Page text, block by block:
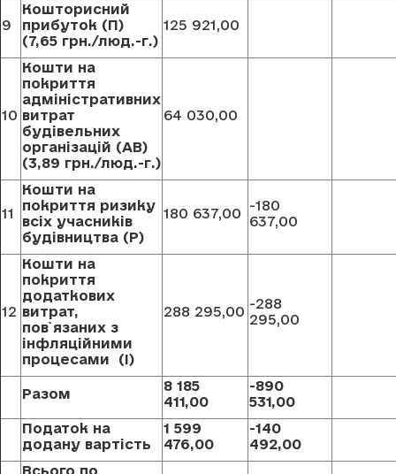
9
Кошторисний
прибуток (П)
(7,65 грн./люд.-г.)
125 921,00
10
Кошти на
покриття
адміністративних
витрат
будівельних
організацій (АВ)
(3,89 грн./люд.-г.)
64 030,00
11
Кошти на
покриття ризику
всіх учасників
будівництва (Р)
180 637,00
-180
637,00
12
Кошти на
покриття
додаткових
витрат,
пов`язаних з
інфляційними
процесами (І)
288 295,00 -288
295,00
Разом
8 185
411,00
-890
531,00
Податок на
додану вартість
1 599
476,00
-140
492,00
Всього по